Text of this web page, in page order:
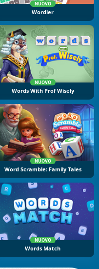
NUOVO
Wordler
NUOVO
Words With Prof Wisely
NUOVO
Word Scramble: Family Tales
NUOVO
Words Match